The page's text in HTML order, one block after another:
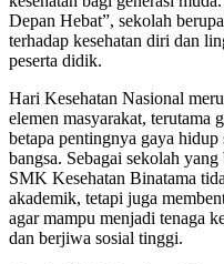
Depan Hebat”, sekolah
terhadap kesehatan diri dan
peserta didik.
Hari Kesehatan Nasional
elemen masyarakat, terutama
betapa pentingnya gaya hidup
bangsa. Sebagai sekolah
SMK Kesehatan Binatama
akademik, tetapi juga
agar mampu menjadi tenaga
dan berjiwa sosial tinggi.